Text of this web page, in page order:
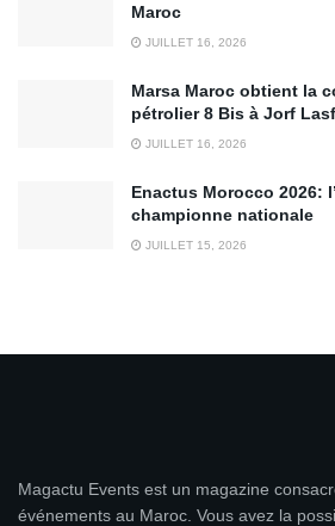
Maroc
JUILLET 16, 2026
Marsa Maroc obtient la
pétrolier 8 Bis à Jorf
JUILLET 16, 2026
Enactus Morocco 2026:
championne nationale
JUILLET 15, 2026
Magactu Events est un magazine
événements au Maroc. Vous avez la